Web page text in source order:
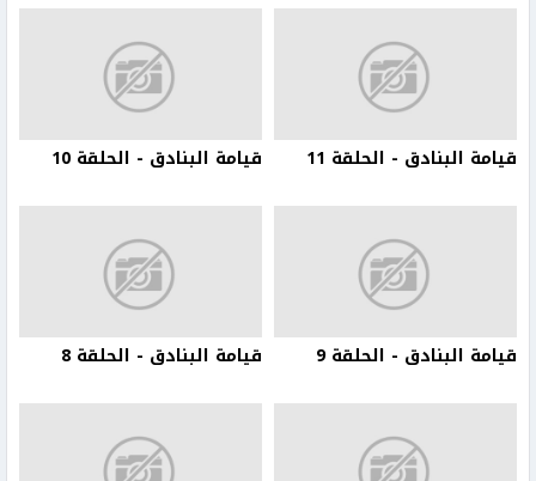
قيامة البنادق - الحلقة 11 قيامة البنادق - الحلقة 10
قيامة البنادق - الحلقة 9 قيامة البنادق - الحلقة 8